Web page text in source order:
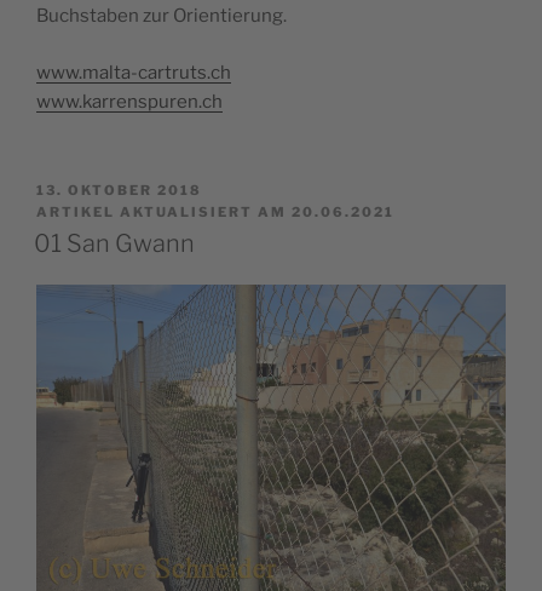
Buchstaben zur Orientierung.
www.malta-cartruts.ch
www.karrenspuren.ch
VERÖFFENTLICHT
AM
13. OKTOBER 2018
ARTIKEL AKTUALISIERT AM 20.06.2021
01 San Gwann